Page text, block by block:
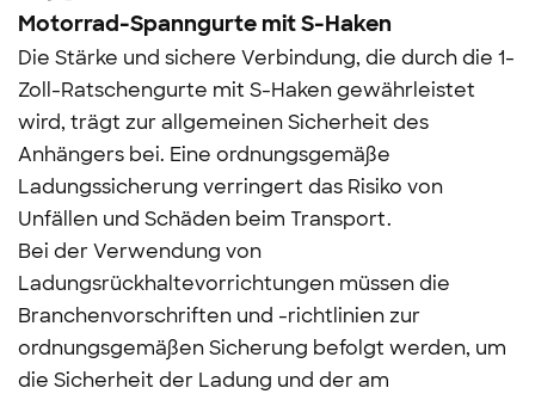
Motorrad-Spanngurte mit S-Haken
Die Stärke und sichere Verbindung, die durch die 1-
Zoll-Ratschengurte mit S-Haken gewährleistet
wird, trägt zur allgemeinen Sicherheit des
Anhängers bei. Eine ordnungsgemäße
Ladungssicherung verringert das Risiko von
Unfällen und Schäden beim Transport.
Bei der Verwendung von
Ladungsrückhaltevorrichtungen müssen die
Branchenvorschriften und -richtlinien zur
ordnungsgemäßen Sicherung befolgt werden, um
die Sicherheit der Ladung und der am